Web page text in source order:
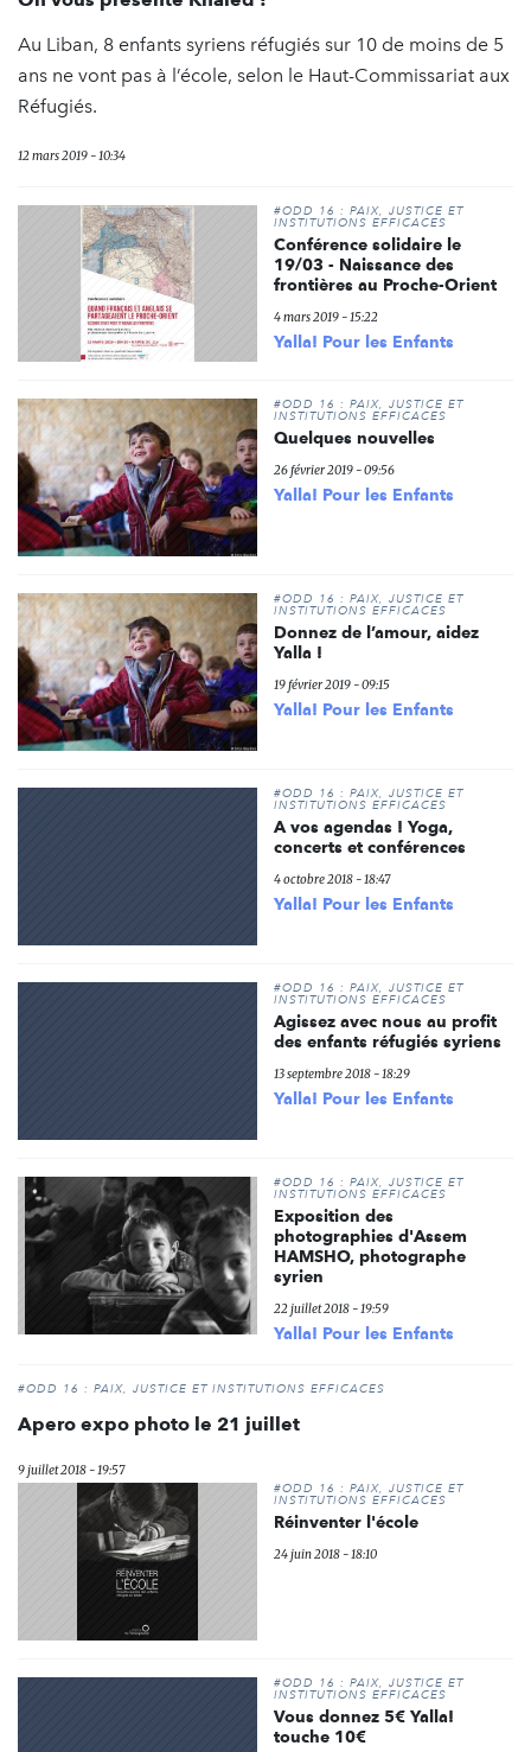
Au Liban, 8 enfants syriens réfugiés sur 10 de moins de 5
ans ne vont pas à l’école, selon le Haut-Commissariat aux
Réfugiés.
12 mars 2019 - 10:34
#ODD 16 : PAIX, JUSTICE ET
INSTITUTIONS EFFICACES
Conférence solidaire le
19/03 - Naissance des
frontières au Proche-Orient
4 mars 2019 - 15:22
Yalla! Pour les Enfants
#ODD 16 : PAIX, JUSTICE ET
INSTITUTIONS EFFICACES
Quelques nouvelles
26 février 2019 - 09:56
Yalla! Pour les Enfants
#ODD 16 : PAIX, JUSTICE ET
INSTITUTIONS EFFICACES
Donnez de l’amour, aidez
Yalla !
19 février 2019 - 09:15
Yalla! Pour les Enfants
#ODD 16 : PAIX, JUSTICE ET
INSTITUTIONS EFFICACES
A vos agendas ! Yoga,
concerts et conférences
4 octobre 2018 - 18:47
Yalla! Pour les Enfants
#ODD 16 : PAIX, JUSTICE ET
INSTITUTIONS EFFICACES
Agissez avec nous au profit
des enfants réfugiés syriens
13 septembre 2018 - 18:29
Yalla! Pour les Enfants
#ODD 16 : PAIX, JUSTICE ET
INSTITUTIONS EFFICACES
Exposition des
photographies d'Assem
HAMSHO, photographe
syrien
22 juillet 2018 - 19:59
Yalla! Pour les Enfants
#ODD 16 : PAIX, JUSTICE ET INSTITUTIONS EFFICACES
Apero expo photo le 21 juillet
9 juillet 2018 - 19:57
#ODD 16 : PAIX, JUSTICE ET
INSTITUTIONS EFFICACES
Réinventer l'école
24 juin 2018 - 18:10
#ODD 16 : PAIX, JUSTICE ET
INSTITUTIONS EFFICACES
Vous donnez 5€ Yalla!
touche 10€